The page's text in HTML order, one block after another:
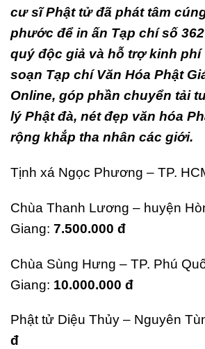
cư sĩ Phật tử đã phát tâm
phước để in ấn Tạp chí số
quý độc giả và hỗ trợ kinh phí
soạn Tạp chí Văn Hóa Phật
Online, góp phần chuyển tải
lý Phật đà, nét đẹp văn hóa
rộng khắp tha nhân các giới.
Tịnh xá Ngọc Phương – TP.
Chùa Thanh Lương – huyện
Giang: 7.500.000 đ
Chùa Sùng Hưng – TP. Phú
Giang: 10.000.000 đ
Phật tử Diệu Thủy – Nguyên
đ